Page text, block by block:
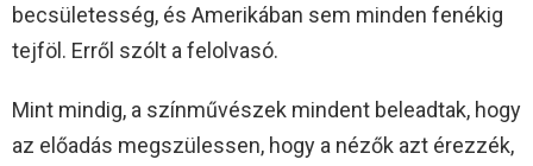
becsületesség, és Amerikában sem minden fenékig
tejföl. Erről szólt a felolvasó.
Mint mindig, a színművészek mindent beleadtak, hogy
az előadás megszülessen, hogy a nézők azt érezzék,